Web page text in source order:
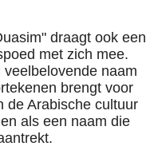
draagt ​​ook een
met zich mee.
naam
brengt voor
de Arabische cultuur
als een naam die